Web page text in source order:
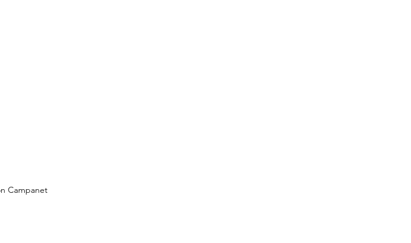
Campanet